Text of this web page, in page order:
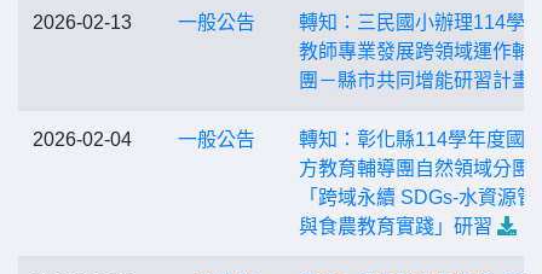
2026-02-13 一般公告
轉知：三民國小辦理114學
教師專業發展跨領域運作輔
團－縣市共同增能研習計畫
2026-02-04 一般公告
轉知：彰化縣114學年度國
方教育輔導團自然領域分團
「跨域永續 SDGs-水資源管
與食農教育實踐」研習